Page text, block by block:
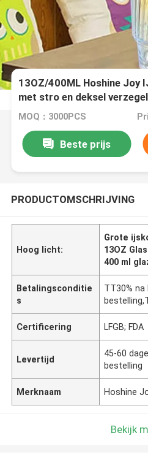
13OZ/400ML Hoshine Joy
met stro en deksel
glazen waterbekers
MOQ：3000PCS
Beste prijs
PRODUCTOMSCHRIJVING
Hoog licht:
Grote
13OZ
400 ml
Betalingsconditie
s
TT30% na
Certificering LFGB; FDA
Levertijd
45-60
bestelling
Merknaam Hoshine
Bekijk